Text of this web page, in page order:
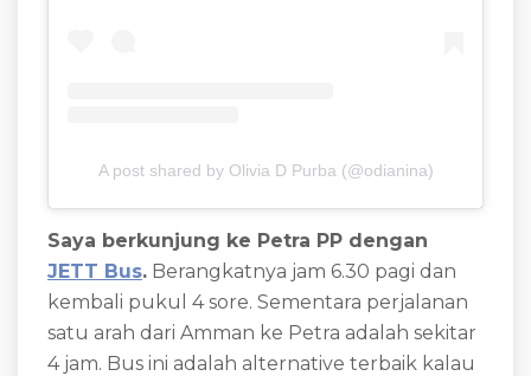
A post shared by Olivia D Purba (@odianina)
Saya berkunjung ke Petra PP dengan
JETT Bus. Berangkatnya jam 6.30 pagi dan
kembali pukul 4 sore. Sementara perjalanan
satu arah dari Amman ke Petra adalah sekitar
4 jam. Bus ini adalah alternative terbaik kalau